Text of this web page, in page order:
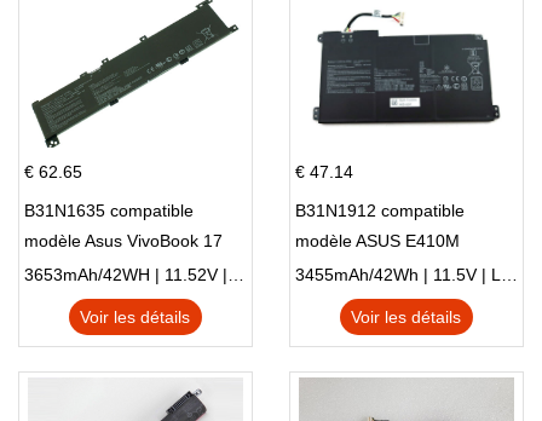
€ 62.65
B31N1635 compatible
modèle Asus VivoBook 17
X705NC X705UA X705UV
X705UN X705UD
3653mAh/42WH | 11.52V | Li-ion ...
Voir les détails
€ 47.14
B31N1912 compatible
modèle ASUS E410M
E410MA L410MA
3455mAh/42Wh | 11.5V | Li-ion ...
Voir les détails